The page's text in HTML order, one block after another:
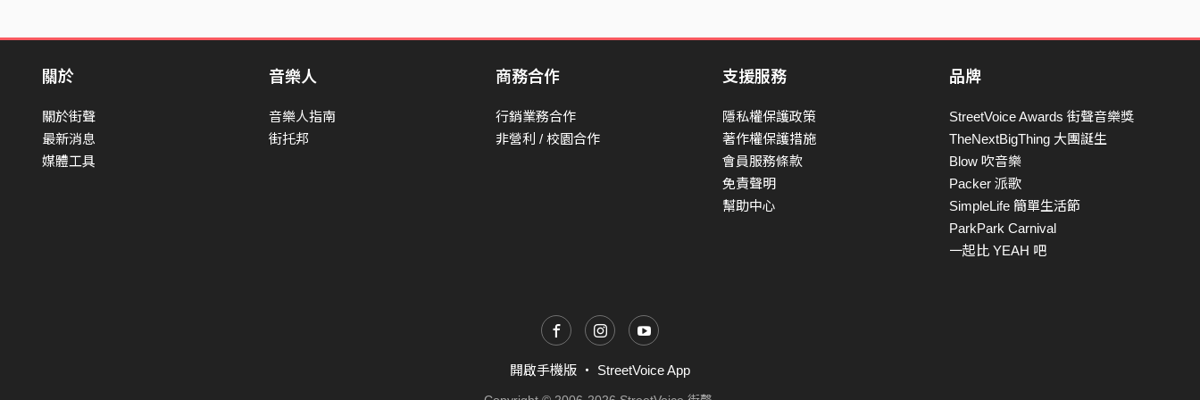
關於
關於街聲
最新消息
媒體工具
音樂人
音樂人指南
街托邦
商務合作
行銷業務合作
非營利 / 校園合作
支援服務
隱私權保護政策
著作權保護措施
會員服務條款
免責聲明
幫助中心
品牌
StreetVoice Awards 街聲音樂獎
TheNextBigThing 大團誕生
Blow 吹音樂
Packer 派歌
SimpleLife 簡單生活節
ParkPark Carnival
一起比 YEAH 吧
開啟手機版 ・ StreetVoice App